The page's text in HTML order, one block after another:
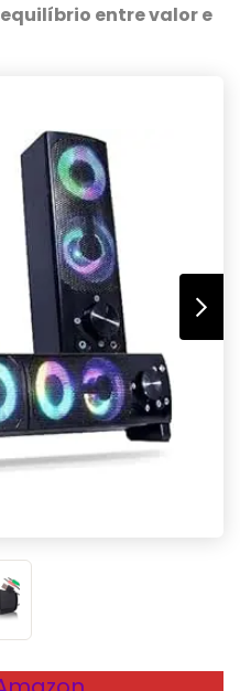
entre valor e